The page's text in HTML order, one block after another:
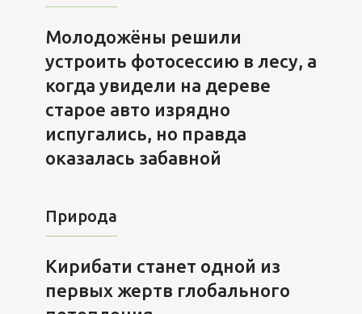
Молодожёны решили
устроить фотосессию в лесу, а
когда увидели на дереве
старое авто изрядно
испугались, но правда
оказалась забавной
Природа
Кирибати станет одной из
первых жертв глобального